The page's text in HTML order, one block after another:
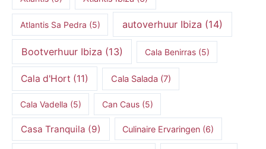
Atlantis Sa Pedra (5) autoverhuur Ibiza (14)
Bootverhuur Ibiza (13) Cala Benirras(5)
Cala d'Hort (11) Cala Salada(7)
Cala Vadella (5) Can Caus(5)
Casa Tranquila (9) Culinaire Ervaringen (6)